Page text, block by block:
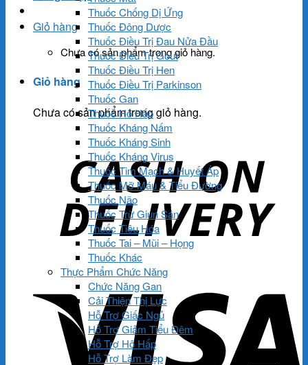
Giỏ hàng
Chưa có sản phẩm trong giỏ hàng.
Giỏ hàng
Chưa có sản phẩm trong giỏ hàng.
Thuốc Chống Dị Ứng
Thuốc Đông Dược
Thuốc Điều Trị Đau Nửa Đầu
Thuốc Điều Trị Gout
Thuốc Điều Trị Hen
Thuốc Điều Trị Parkinson
Thuốc Gan
Thuốc Hô Hấp
Thuốc Kháng Nấm
Thuốc Kháng Sinh
Thuốc Kháng Virus
Thuốc Tim Mạch & Huyết Áp
Thuốc Mỡ Máu & Tiểu Đường
Thuốc Não
Thuốc Trừ Giun Sán
Thuốc Tiêu Hóa
Thuốc Tai – Mũi – Họng
Thuốc Khác
Thực Phẩm Chức Năng
Chức Năng Gan
Cải Thiện Thị Lực
Hỗ Trợ Giấc Ngủ
Hỗ Trợ Giảm Tiểu Đêm
Hỗ Trợ Hô Hấp
Hỗ Trợ Làm Đẹp